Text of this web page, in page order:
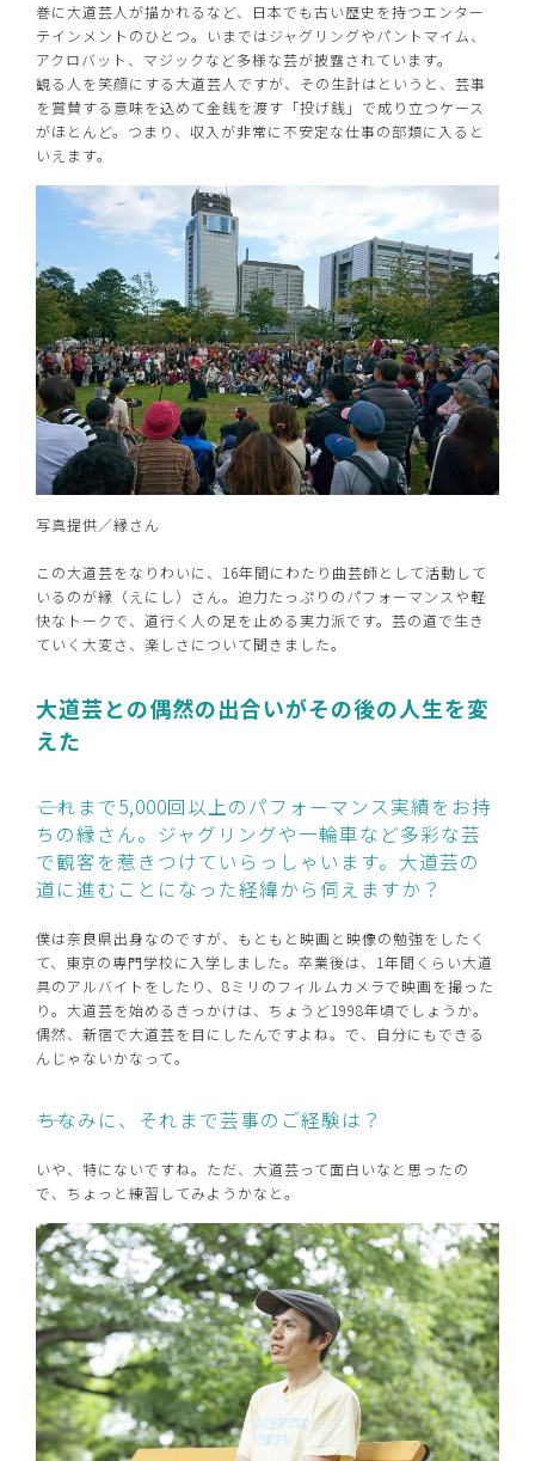
巻に大道芸人が描かれるなど、日本でも古い歴史を持つエンター
テインメントのひとつ。いまではジャグリングやパントマイム、
アクロバット、マジックなど多様な芸が披露されています。
観る人を笑顔にする大道芸人ですが、その生計はというと、芸事
を賞賛する意味を込めて金銭を渡す「投げ銭」で成り立つケース
がほとんど。つまり、収入が非常に不安定な仕事の部類に入ると
いえます。
写真提供／縁さん
この大道芸をなりわいに、16年間にわたり曲芸師として活動して
いるのが縁（えにし）さん。迫力たっぷりのパフォーマンスや軽
快なトークで、道行く人の足を止める実力派です。芸の道で生き
ていく大変さ、楽しさについて聞きました。
大道芸との偶然の出合いがその後の人生を変
えた
――これまで5,000回以上のパフォーマンス実績をお持
ちの縁さん。ジャグリングや一輪車など多彩な芸
で観客を惹きつけていらっしゃいます。大道芸の
道に進むことになった経緯から伺えますか？
僕は奈良県出身なのですが、もともと映画と映像の勉強をしたく
て、東京の専門学校に入学しました。卒業後は、1年間くらい大道
具のアルバイトをしたり、8ミリのフィルムカメラで映画を撮った
り。大道芸を始めるきっかけは、ちょうど1998年頃でしょうか。
偶然、新宿で大道芸を目にしたんですよね。で、自分にもできる
んじゃないかなって。
――ちなみに、それまで芸事のご経験は？
いや、特にないですね。ただ、大道芸って面白いなと思ったの
で、ちょっと練習してみようかなと。